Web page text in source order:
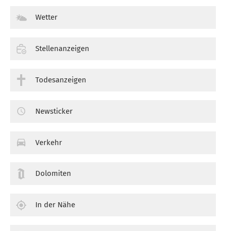
Wetter
Stellenanzeigen
Todesanzeigen
Newsticker
Verkehr
Dolomiten
In der Nähe